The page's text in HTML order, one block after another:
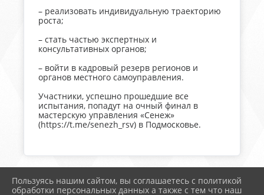
– реализовать индивидуальную траекторию
роста;
– стать частью экспертных и
консультативных органов;
– войти в кадровый резерв регионов и
органов местного самоуправления.
Участники, успешно прошедшие все
испытания, попадут на очный финал в
мастерскую управления «Сенеж»
(https://t.me/senezh_rsv) в Подмосковье.
2026 г. тимрегион.рф
Пользуясь нашим сайтом, вы соглашаетесь с политикой
обработки персональных данных а также с тем что наш